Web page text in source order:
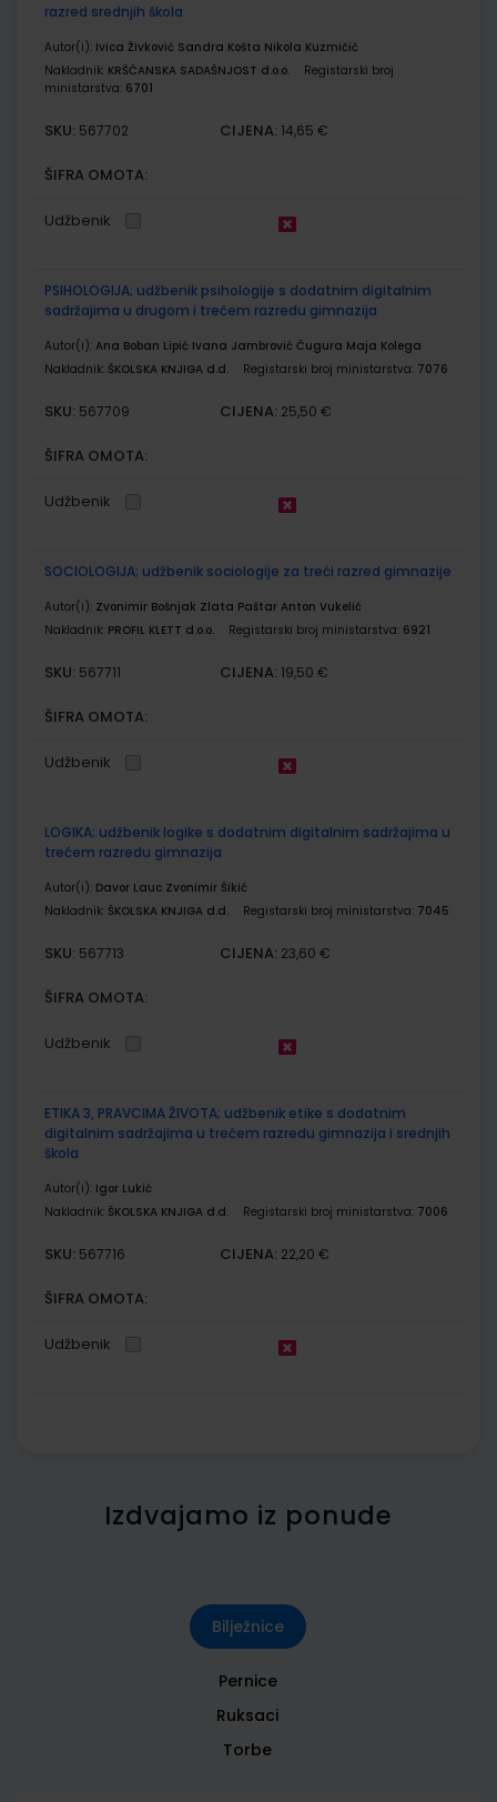
razred srednjih škola
Autor(i): Ivica Živković Sandra Košta Nikola Kuzmičić
Nakladnik: KRŠĆANSKA SADAŠNJOST d.o.o.
Registarski broj
ministarstva: 6701
SKU: 567702 CIJENA: 14,65 €
ŠIFRA OMOTA:
Udžbenik
PSIHOLOGIJA; udžbenik psihologije s dodatnim digitalnim
sadržajima u drugom i trećem razredu gimnazija
Autor(i): Ana Boban Lipić Ivana Jambrović Čugura Maja Kolega
Nakladnik: ŠKOLSKA KNJIGA d.d. Registarski broj ministarstva: 7076
SKU: 567709 CIJENA: 25,50 €
ŠIFRA OMOTA:
Udžbenik
SOCIOLOGIJA; udžbenik sociologije za treći razred gimnazije
Autor(i): Zvonimir Bošnjak Zlata Paštar Anton Vukelić
Nakladnik: PROFIL KLETT d.o.o. Registarski broj ministarstva: 6921
SKU: 567711 CIJENA: 19,50 €
ŠIFRA OMOTA:
Udžbenik
LOGIKA; udžbenik logike s dodatnim digitalnim sadržajima u
trećem razredu gimnazija
Autor(i): Davor Lauc Zvonimir Šikić
Nakladnik: ŠKOLSKA KNJIGA d.d. Registarski broj ministarstva: 7045
SKU: 567713 CIJENA: 23,60 €
ŠIFRA OMOTA:
Udžbenik
ETIKA 3, PRAVCIMA ŽIVOTA; udžbenik etike s dodatnim
digitalnim sadržajima u trećem razredu gimnazija i srednjih
škola
Autor(i): Igor Lukić
Nakladnik: ŠKOLSKA KNJIGA d.d. Registarski broj ministarstva: 7006
SKU: 567716 CIJENA: 22,20 €
ŠIFRA OMOTA:
Udžbenik
Izdvajamo iz ponude
Bilježnice
Pernice
Ruksaci
Torbe